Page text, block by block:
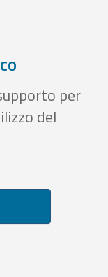
per
del